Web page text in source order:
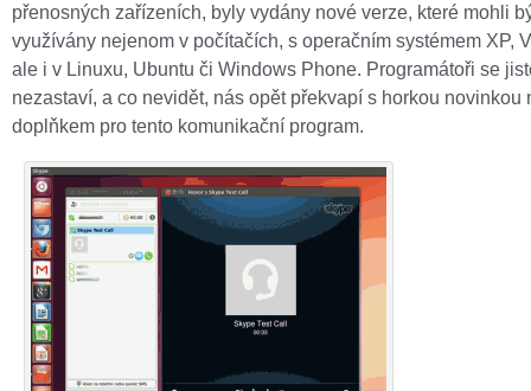
přenosných zařízeních, byly vydány nové verze, které mohli
využívány nejenom v počítačích, s operačním systémem XP,
ale i v Linuxu, Ubuntu či Windows Phone. Programátoři se
nezastaví, a co nevidět, nás opět překvapí s horkou novinkou
doplňkem pro tento komunikační program.